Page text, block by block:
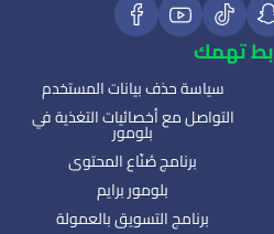
تهمك
سياسة حذف بيانات المستخدم
التواصل مع أخصائيات التغذية في
بلومور
برنامج صُنّاع المحتوى
بلومور برايم
برنامج التسويق بالعمولة